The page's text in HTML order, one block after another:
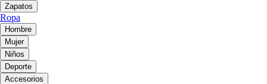
Zapatos
Ropa
Hombre
Mujer
Niños
Deporte
Accesorios